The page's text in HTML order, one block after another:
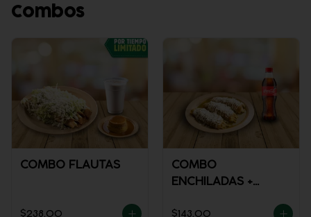
Combos
COMBO FLAUTAS
$238.00
COMBO
ENCHILADAS +
$143.00